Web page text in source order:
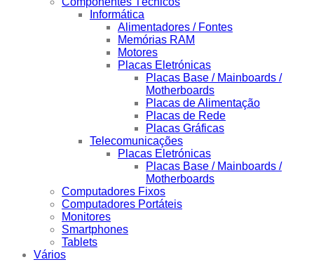
Informática
Alimentadores / Fontes
Memórias RAM
Motores
Placas Eletrónicas
Placas Base / Mainboards /
Motherboards
Placas de Alimentação
Placas de Rede
Placas Gráficas
Telecomunicações
Placas Eletrónicas
Placas Base / Mainboards /
Motherboards
Computadores Fixos
Computadores Portáteis
Monitores
Smartphones
Tablets
Vários